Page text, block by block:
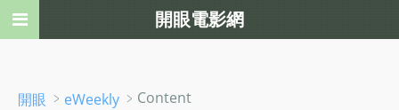
開眼 ﹥ eWeekly ﹥Content
開眼電影網